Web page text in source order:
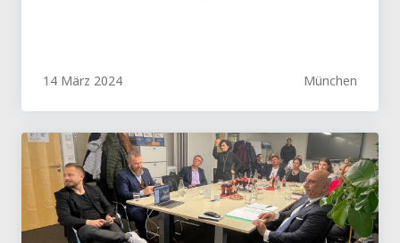
14 März 2024 München